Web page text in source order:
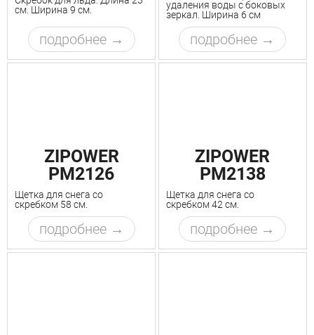
см. Ширина 9 см.
подробнее
удаления воды с боковых
зеркал. Ширина 6 см
подробнее
ZIPOWER
PM2126
Щетка для снега со
скребком 58 см.
подробнее
ZIPOWER
PM2138
Щетка для снега со
скребком 42 см.
подробнее